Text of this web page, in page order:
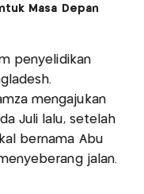
Masa Depan
penyelidikan
mengajukan
Juli lalu, setelah
bernama Abu
jalan.